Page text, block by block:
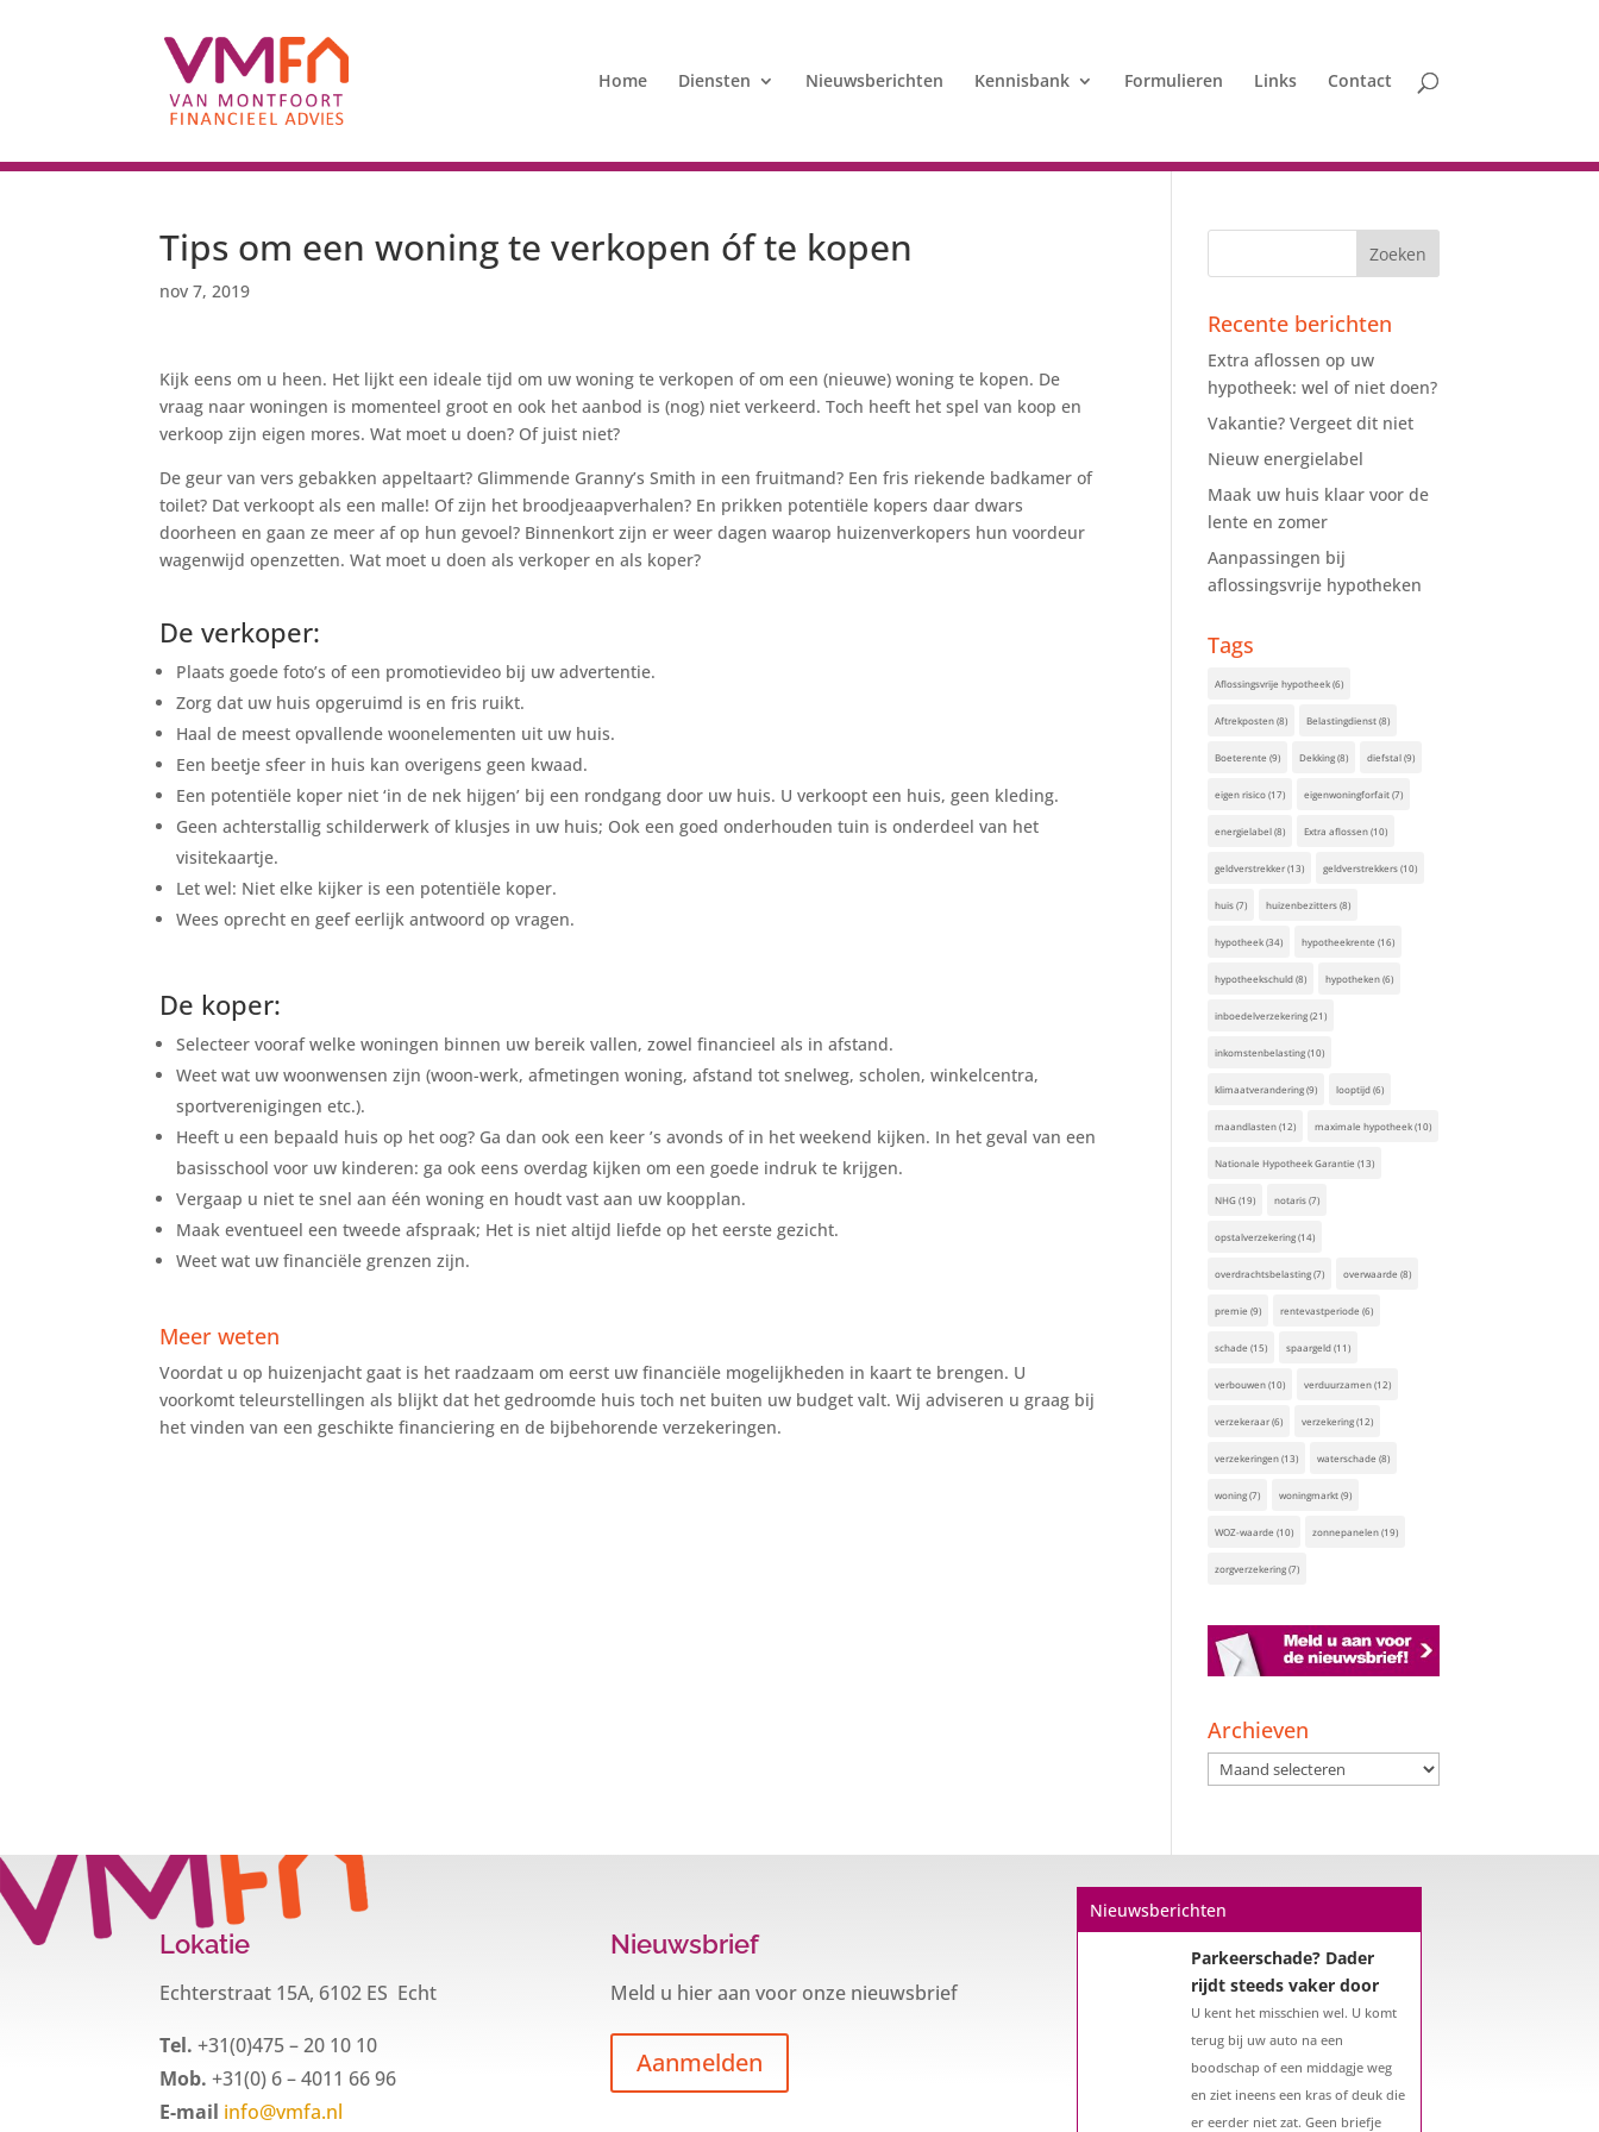
Home Diensten Nieuwsberichten Kennisbank Formulieren Links Contact
Tips om een woning te verkopen óf te kopen
nov 7, 2019
Kijk eens om u heen. Het lijkt een ideale tijd om uw woning te verkopen of om een (nieuwe) woning te kopen. De
vraag naar woningen is momenteel groot en ook het aanbod is (nog) niet verkeerd. Toch heeft het spel van koop en
verkoop zijn eigen mores. Wat moet u doen? Of juist niet?
De geur van vers gebakken appeltaart? Glimmende Granny’s Smith in een fruitmand? Een fris riekende badkamer of
toilet? Dat verkoopt als een malle! Of zijn het broodjeaapverhalen? En prikken potentiële kopers daar dwars
doorheen en gaan ze meer af op hun gevoel? Binnenkort zijn er weer dagen waarop huizenverkopers hun voordeur
wagenwijd openzetten. Wat moet u doen als verkoper en als koper?
De verkoper:
Plaats goede foto’s of een promotievideo bij uw advertentie.
Zorg dat uw huis opgeruimd is en fris ruikt.
Haal de meest opvallende woonelementen uit uw huis.
Een beetje sfeer in huis kan overigens geen kwaad.
Een potentiële koper niet ‘in de nek hijgen’ bij een rondgang door uw huis. U verkoopt een huis, geen kleding.
Geen achterstallig schilderwerk of klusjes in uw huis; Ook een goed onderhouden tuin is onderdeel van het
visitekaartje.
Let wel: Niet elke kijker is een potentiële koper.
Wees oprecht en geef eerlijk antwoord op vragen.
De koper:
Selecteer vooraf welke woningen binnen uw bereik vallen, zowel financieel als in afstand.
Weet wat uw woonwensen zijn (woon-werk, afmetingen woning, afstand tot snelweg, scholen, winkelcentra,
sportverenigingen etc.).
Heeft u een bepaald huis op het oog? Ga dan ook een keer ’s avonds of in het weekend kijken. In het geval van een
basisschool voor uw kinderen: ga ook eens overdag kijken om een goede indruk te krijgen.
Vergaap u niet te snel aan één woning en houdt vast aan uw koopplan.
Maak eventueel een tweede afspraak; Het is niet altijd liefde op het eerste gezicht.
Weet wat uw financiële grenzen zijn.
Meer weten
Voordat u op huizenjacht gaat is het raadzaam om eerst uw financiële mogelijkheden in kaart te brengen. U
voorkomt teleurstellingen als blijkt dat het gedroomde huis toch net buiten uw budget valt. Wij adviseren u graag bij
het vinden van een geschikte financiering en de bijbehorende verzekeringen.
Recente berichten
Extra aflossen op uw
hypotheek: wel of niet doen?
Vakantie? Vergeet dit niet
Nieuw energielabel
Maak uw huis klaar voor de
lente en zomer
Aanpassingen bij
aflossingsvrije hypotheken
Tags
Aflossingsvrije hypotheek(6)
Aftrekposten(8) Belastingdienst(8)
Boeterente (9) Dekking(8) diefstal(9)
eigen risico(17) eigenwoningforfait(7)
energielabel(8) Extra aflossen(10)
geldverstrekker(13) geldverstrekkers(10)
huis(7) huizenbezitters(8)
hypotheek(34) hypotheekrente (16)
hypotheekschuld(8) hypotheken(6)
inboedelverzekering(21)
inkomstenbelasting(10)
klimaatverandering(9) looptijd(6)
maandlasten(12) maximale hypotheek(10)
Nationale Hypotheek Garantie (13)
NHG(19) notaris(7)
opstalverzekering(14)
overdrachtsbelasting(7) overwaarde (8)
premie (9) rentevastperiode (6)
schade (15) spaargeld(11)
verbouwen(10) verduurzamen(12)
verzekeraar(6) verzekering(12)
verzekeringen(13) waterschade (8)
woning(7) woningmarkt(9)
WOZ-waarde (10) zonnepanelen(19)
zorgverzekering(7)
Archieven
Archieven
Lokatie
Echterstraat 15A, 6102 ES Echt
Tel. +31(0)475 – 20 10 10
Mob. +31(0) 6 – 4011 66 96
E-mail info@vmfa.nl
Nieuwsbrief
Meld u hier aan voor onze nieuwsbrief
Aanmelden
Nieuwsberichten
Een hypotheek na uw
mogelijkheden
De woningmarkt is nog steeds in
beweging. Misschien denkt u na
hypotheek als u 57 jaar of ouder
bent?...
Parkeerschade? Dader
rijdt steeds vaker door
U kent het misschien wel. U komt
terug bij uw auto na een
boodschap of een middagje weg
en ziet ineens een kras of deuk die
er eerder niet zat. Geen briefje